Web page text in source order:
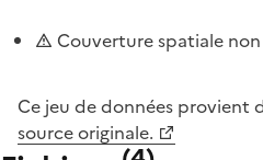
Couverture spatiale
Ce jeu de données provient
source originale.